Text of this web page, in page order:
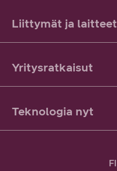
Liittymät ja laitteet
Yritysratkaisut
Teknologia nyt
FI